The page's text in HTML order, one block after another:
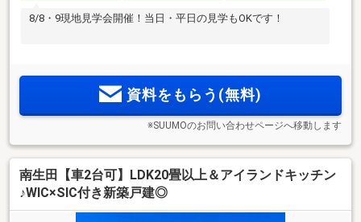
8/8・9現地見学会開催！当日・平日の見学もOKです！
資料をもらう(無料)
※SUUMOのお問い合わせページへ移動します
南生田【車2台可】LDK20畳以上＆アイランドキッチン
♪WIC×SIC付き新築戸建◎